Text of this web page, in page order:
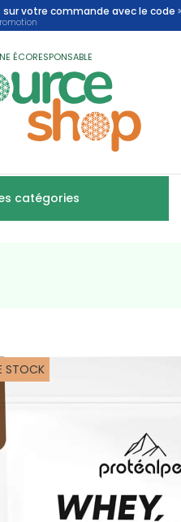
sur votre commande avec le
ÉCORESPONSABLE
catégories
STOCK